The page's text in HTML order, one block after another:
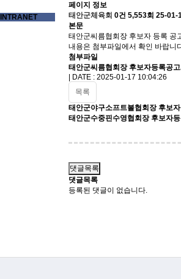
페이지 정보
태안군체육회 0건 5,553회 25-01-
본문
태안군씨름협회장 후보자 등록 공
내용은 첨부파일에서 확인 바랍니
첨부파일
태안군씨름협회장 후보자등록공
| DATE : 2025-01-17 10:04:26
목록
태안군야구소프트볼협회장 후보
태안군수중핀수영협회장 후보자
댓글목록
댓글목록
등록된 댓글이 없습니다.
INTRANET